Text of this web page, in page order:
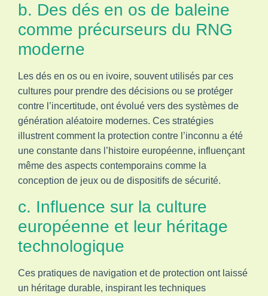
b. Des dés en os de baleine
comme précurseurs du RNG
moderne
Les dés en os ou en ivoire, souvent utilisés par ces
cultures pour prendre des décisions ou se protéger
contre l’incertitude, ont évolué vers des systèmes de
génération aléatoire modernes. Ces stratégies
illustrent comment la protection contre l’inconnu a été
une constante dans l’histoire européenne, influençant
même des aspects contemporains comme la
conception de jeux ou de dispositifs de sécurité.
c. Influence sur la culture
européenne et leur héritage
technologique
Ces pratiques de navigation et de protection ont laissé
un héritage durable, inspirant les techniques